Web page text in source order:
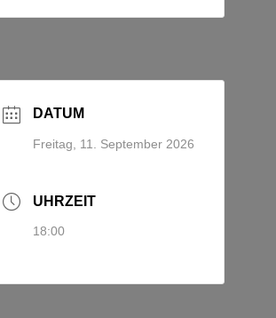
DATUM
Freitag, 11. September 2026
UHRZEIT
18:00